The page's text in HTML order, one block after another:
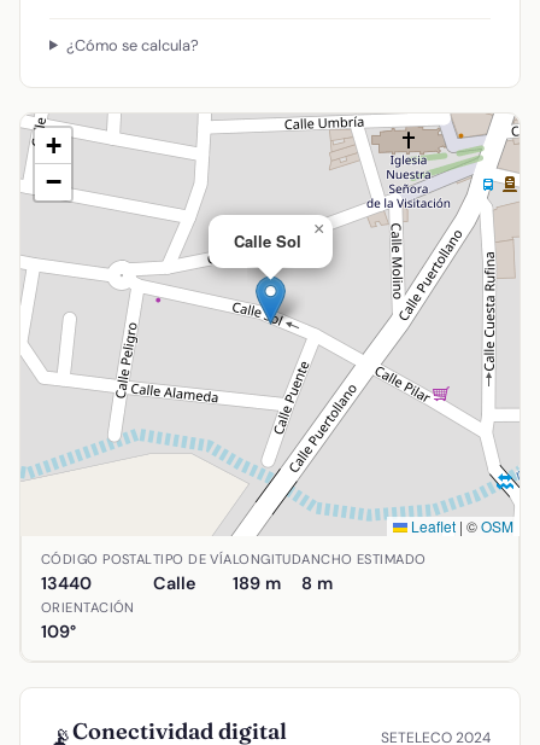
¿Cómo se calcula?
Calle Sol
×
+
−
Leaflet | ©OSM
Ubicación de Calle Sol en Argamasilla de Calatrava,
CÓDIGO POSTAL
13440
TIPO DE VÍA
Calle
LONGITUD
189 m
ANCHO ESTIMADO
8 m
ORIENTACIÓN
109°
📡Conectividad digital SETELECO 2024